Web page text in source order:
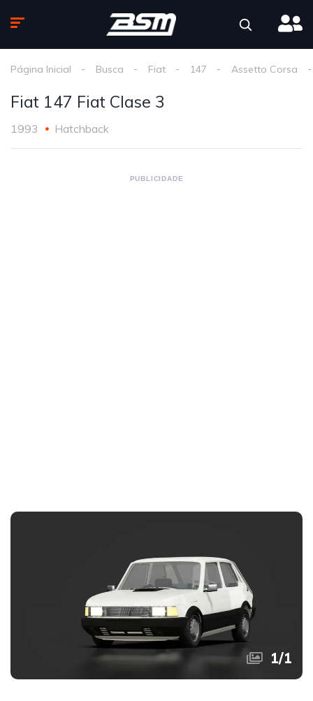
Página Inicial Busca Fiat 147 Assetto Corsa
Fiat 147 Fiat Clase 3
1993 Hatchback
PUBLICIDADE
1/1